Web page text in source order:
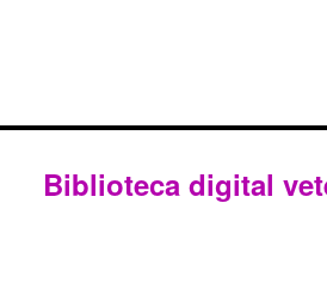
Biblioteca digital